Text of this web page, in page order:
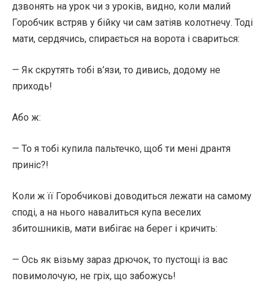
дзвонять на урок чи з уроків, видно, коли малий
Горобчик встряв у бійку чи сам затіяв колотнечу. Тоді
мати, сердячись, спирається на ворота і свариться:
— Як скрутять тобі в’язи, то дивись, додому не
приходь!
Або ж:
— То я тобі купила пальтечко, щоб ти мені дрантя
приніс?!
Коли ж її Горобчикові доводиться лежати на самому
споді, а на нього навалиться купа веселих
збитошників, мати вибігає на берег і кричить:
— Ось як візьму зараз дрючок, то пустощі із вас
повимолочую, не гріх, що забожусь!